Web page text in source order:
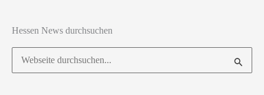
Hessen News durchsuchen
Suchen
nach: